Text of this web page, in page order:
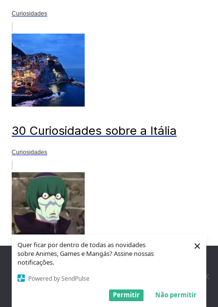
Quer ficar por dentro de todas as novidades
sobre Animes, Games e Mangás? Assine nossas
notificações.
Powered by SendPulse
Não permitir
Permitir
×
Curiosidades
30 Curiosidades sobre a Itália
Curiosidades
Os 10 Personagens Mais Feios dos
Animes
Nós utilizamos cookies para garantir que você tenha a melhor
experiência em nosso site. Se você continua a usar este site,
assumimos que você está satisfeito.
Entendi!